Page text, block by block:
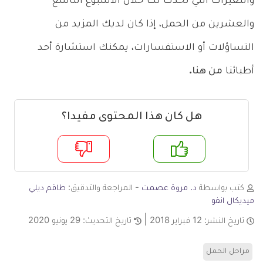
والعشرين من الحمل، إذا كان لديك المزيد من
التساؤلات أو الاستفسارات، يمكنك استشارة أحد
أطبائنا من هنا.
هل كان هذا المحتوى مفيدا؟
لا
كتب بواسطة د. مروة عصمت - المراجعة والتدقيق: طاقم ديلي
ميديكال انفو
تاريخ النشر: 12 فبراير 2018 تاريخ التحديث: 29 يونيو 2020
مراحل الحمل